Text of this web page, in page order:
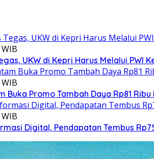
UKW di Kepri Harus Melalui PWI
Buka Promo Tambah Daya Rp81
Digital, Pendapatan Tembus